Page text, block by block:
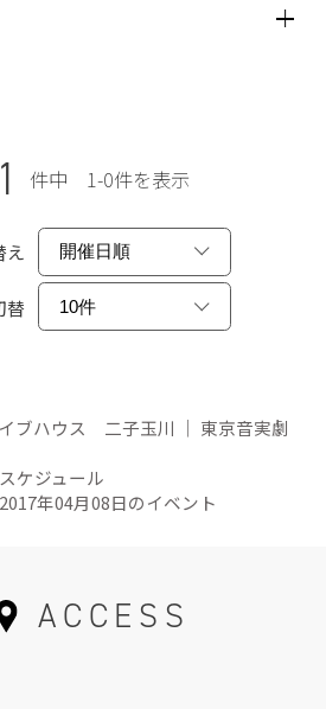
1 件中 1-0件を表示
え
替
ブハウス 二子玉川 ｜ 東京音実劇
スケジュール
2017年04月08日のイベント
ACCESS